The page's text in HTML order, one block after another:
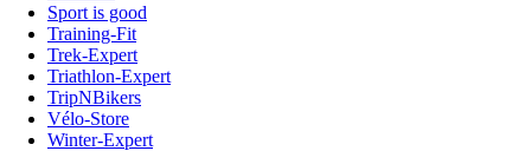
Sport is good
Training-Fit
Trek-Expert
Triathlon-Expert
TripNBikers
Vélo-Store
Winter-Expert